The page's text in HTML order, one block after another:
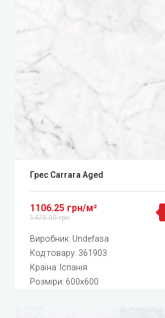
Грес Carrara Aged
1106.25 грн/м²
1475.00 грн
Виробник: Undefasa
Код товару: 361903
Країна: Іспанія
Розміри: 600x600